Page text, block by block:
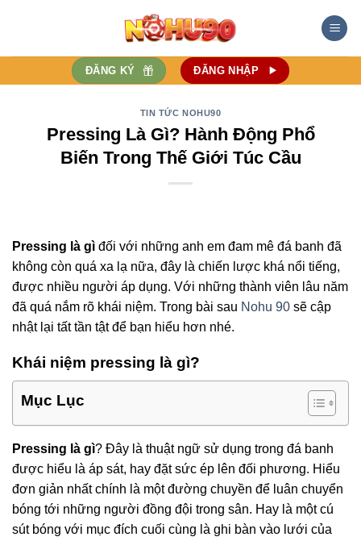
ĐĂNG KÝ ĐĂNG NHẬP
TIN TỨC NOHU90
Pressing Là Gì? Hành Động Phổ
Biến Trong Thế Giới Túc Cầu
Pressing là gì đối với những anh em đam mê đá banh đã
không còn quá xa lạ nữa, đây là chiến lược khá nổi tiếng,
được nhiều người áp dụng. Với những thành viên lâu năm
đã quá nắm rõ khái niệm. Trong bài sau Nohu 90 sẽ cập
nhật lại tất tần tật để bạn hiểu hơn nhé.
Khái niệm pressing là gì?
Mục Lục
Pressing là gì? Đây là thuật ngữ sử dụng trong đá banh
được hiểu là áp sát, hay đặt sức ép lên đối phương. Hiểu
đơn giản nhất chính là một đường chuyền để luân chuyển
bóng tới những người đồng đội trong sân. Hay là một cú
sút bóng với mục đích cuối cùng là ghi bàn vào lưới của